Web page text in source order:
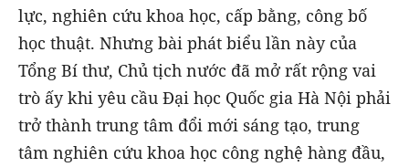
lực, nghiên cứu khoa học, cấp bằng, công bố
học thuật. Nhưng bài phát biểu lần này của
Tổng Bí thư, Chủ tịch nước đã mở rất rộng vai
trò ấy khi yêu cầu Đại học Quốc gia Hà Nội phải
trở thành trung tâm đổi mới sáng tạo, trung
tâm nghiên cứu khoa học công nghệ hàng đầu,